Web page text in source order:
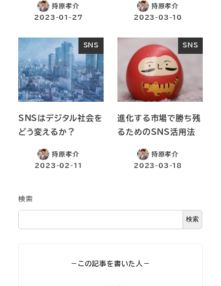
持原孝介
2023-01-27
持原孝介
2023-03-10
SNS
SNSはデジタル社会を
どう変えるか？
持原孝介
2023-02-11
SNS
進化する市場で勝ち残
るためのSNS活用法
持原孝介
2023-03-18
検索
検索
－この記事を書いた人－